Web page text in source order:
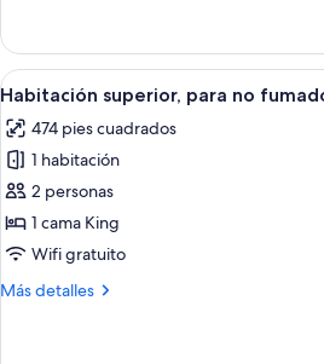
ciudad
(Deluxe,
Palace
View)
Premium,
para
no
vista
la
ciudad
(Deluxe,
Palace
View)
Abrir
todas
las
fotos
de
Habitación
superior,
no
3
Habitación superior, para no
474 pies cuadrados
1 habitación
2 personas
1 cama King
Wifi gratuito
Más detalles
Más